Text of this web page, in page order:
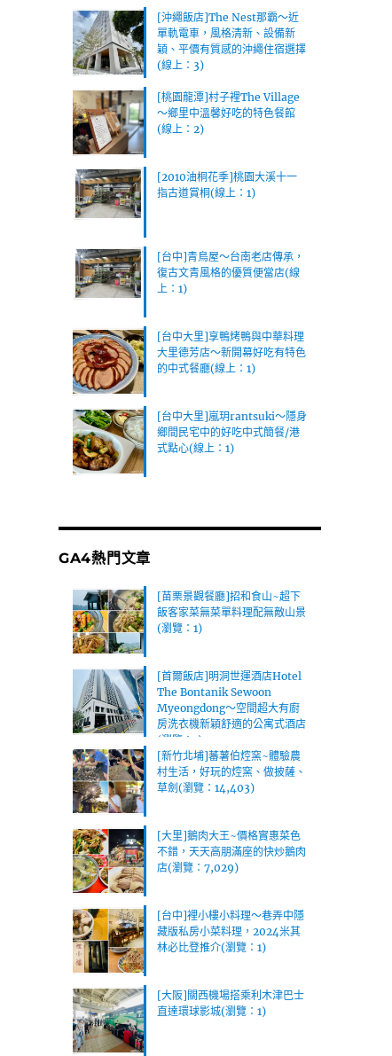
[沖繩飯店]The Nest那霸～近
單軌電車，風格清新、設備新
穎、平價有質感的沖繩住宿選擇
(線上：3)
[桃園龍潭]村子裡The Village
～鄉里中溫馨好吃的特色餐館
(線上：2)
[2010油桐花季]桃園大溪十一
指古道賞桐(線上：1)
[台中]青鳥屋～台南老店傳承，
復古文青風格的優質便當店(線
上：1)
[台中大里]享鴨烤鴨與中華料理
大里德芳店～新開幕好吃有特色
的中式餐廳(線上：1)
[台中大里]嵐玥rantsuki～隱身
鄉間民宅中的好吃中式簡餐/港
式點心(線上：1)
GA4熱門文章
[苗栗景觀餐廳]招和食山~超下
飯客家菜無菜單料理配無敵山景
(瀏覽：1)
[首爾飯店]明洞世運酒店Hotel
The Bontanik Sewoon
Myeongdong～空間超大有廚
房洗衣機新穎舒適的公寓式酒店
(瀏覽：1)
[新竹北埔]蕃薯伯焢窯~體驗農
村生活，好玩的焢窯、做披薩、
草劍(瀏覽：14,403)
[大里]鵝肉大王~價格實惠菜色
不錯，天天高朋滿座的快炒鵝肉
店(瀏覽：7,029)
[台中]裡小樓小料理～巷弄中隱
藏版私房小菜料理，2024米其
林必比登推介(瀏覽：1)
[大阪]關西機場搭乘利木津巴士
直達環球影城(瀏覽：1)